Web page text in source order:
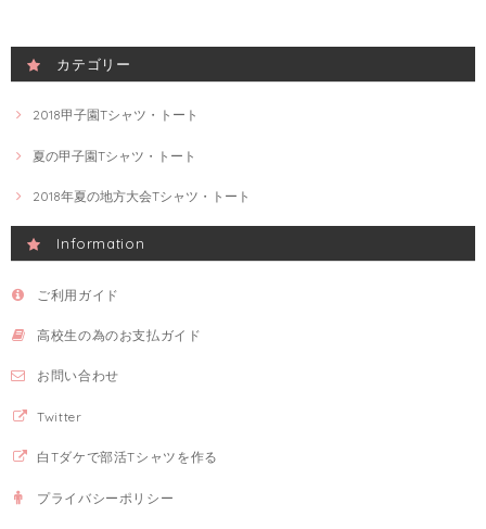
カテゴリー
2018甲子園Tシャツ・トート
夏の甲子園Tシャツ・トート
2018年夏の地方大会Tシャツ・トート
Information
ご利用ガイド
高校生の為のお支払ガイド
お問い合わせ
Twitter
白Tダケで部活Tシャツを作る
プライバシーポリシー